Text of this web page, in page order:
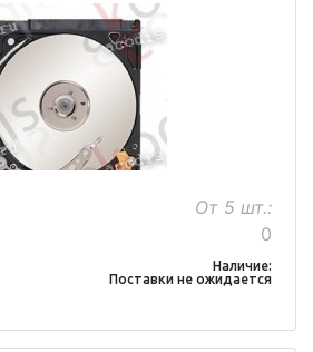
От 5 шт.:
0
Наличие:
Поставки не ожидается